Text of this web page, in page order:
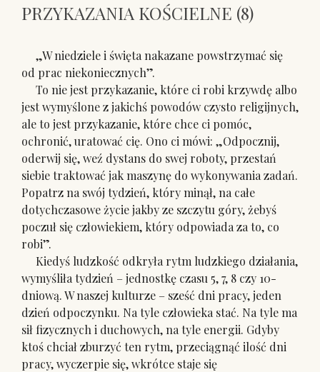
PRZYKAZANIA KOŚCIELNE (8)
„W niedziele i święta nakazane powstrzymać się
od prac niekoniecznych”.
To nie jest przykazanie, które ci robi krzywdę albo
jest wymyślone z jakichś powodów czysto religijnych,
ale to jest przykazanie, które chce ci pomóc,
ochronić, uratować cię. Ono ci mówi: „Odpocznij,
oderwij się, weź dystans do swej roboty, przestań
siebie traktować jak maszynę do wykonywania zadań.
Popatrz na swój tydzień, który minął, na całe
dotychczasowe życie jakby ze szczytu góry, żebyś
poczuł się człowiekiem, który odpowiada za to, co
robi”.
Kiedyś ludzkość odkryła rytm ludzkiego działania,
wymyśliła tydzień – jednostkę czasu 5, 7, 8 czy 10-
dniową. W naszej kulturze – sześć dni pracy, jeden
dzień odpoczynku. Na tyle człowieka stać. Na tyle ma
sił fizycznych i duchowych, na tyle energii. Gdyby
ktoś chciał zburzyć ten rytm, przeciągnąć ilość dni
pracy, wyczerpie się, wkrótce staje się